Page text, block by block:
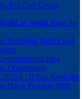
But One Group
as Wood Buys the
Terrifying Debt Load
Idea
Opportunity
1 , If You Keep the
Has a Problem With